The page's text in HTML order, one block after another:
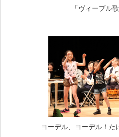
「ヴィーブル
ヨーデル、ヨーデル！た